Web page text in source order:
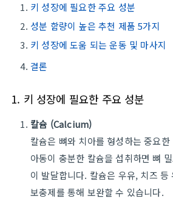
키 성장에 필요한 주요 성분
성분 함량이 높은 추천 제품 5가지
키 성장에 도움 되는 운동 및 마사지
결론
1. 키 성장에 필요한 주요 성분
칼슘 (Calcium)
칼슘은 뼈와 치아를 형성하는 중요
아동이 충분한 칼슘을 섭취하면 뼈
이 발달합니다. 칼슘은 우유, 치즈 등
보충제를 통해 보완할 수 있습니다.